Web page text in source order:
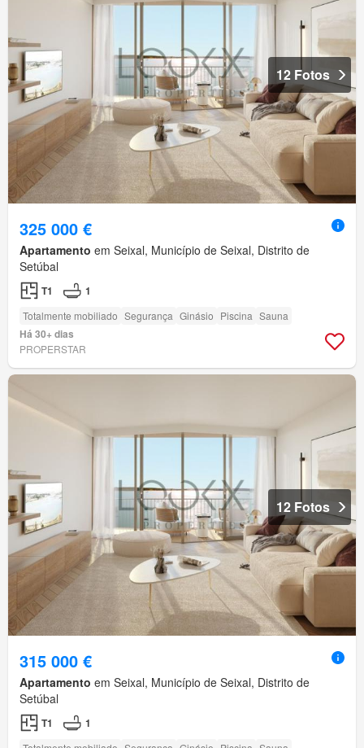
12 Fotos
325 000 €
Apartamento em Seixal, Município de Seixal, Distrito de
Setúbal
T1 1
Totalmente mobiliado Segurança Ginásio Piscina Sauna
Há 30+ dias
PROPERSTAR
12 Fotos
315 000 €
Apartamento em Seixal, Município de Seixal, Distrito de
Setúbal
T1 1